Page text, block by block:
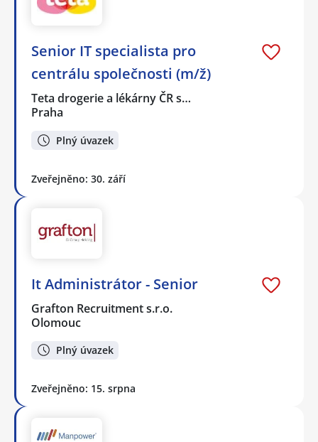
Senior IT specialista pro
centrálu společnosti (m/ž)
Teta drogerie a lékárny ČR s…
Praha
Plný úvazek
Zveřejněno: 30. září
It Administrátor - Senior
Grafton Recruitment s.r.o.
Olomouc
Plný úvazek
Zveřejněno: 15. srpna